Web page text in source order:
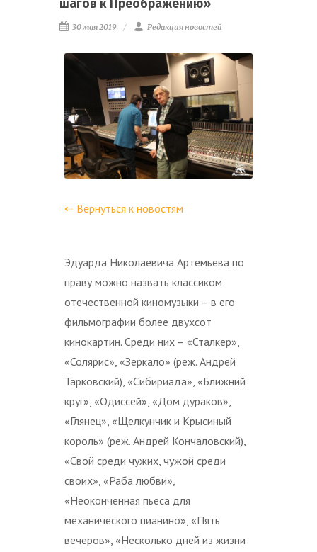
шагов к Преображению»
30 мая 2019 Редакция новостей
⇐ Вернуться к новостям
Эдуарда Николаевича Артемьева по
праву можно назвать классиком
отечественной киномузыки – в его
фильмографии более двухсот
кинокартин. Среди них – «Сталкер»,
«Солярис», «Зеркало» (реж. Андрей
Тарковский), «Сибириада», «Ближний
круг», «Одиссей», «Дом дураков»,
«Глянец», «Щелкунчик и Крысиный
король» (реж. Андрей Кончаловский),
«Свой среди чужих, чужой среди
своих», «Раба любви»,
«Неоконченная пьеса для
механического пианино», «Пять
вечеров», «Несколько дней из жизни